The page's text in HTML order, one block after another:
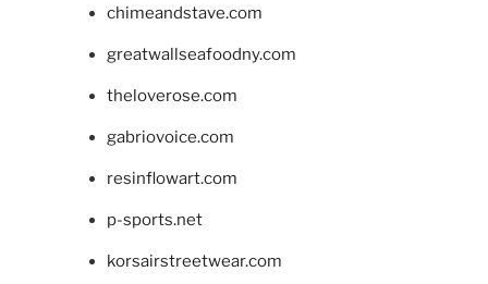
chimeandstave.com
greatwallseafoodny.com
theloverose.com
gabriovoice.com
resinflowart.com
p-sports.net
korsairstreetwear.com